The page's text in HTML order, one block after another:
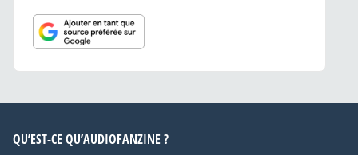
QU’EST-CE QU’AUDIOFANZINE ?